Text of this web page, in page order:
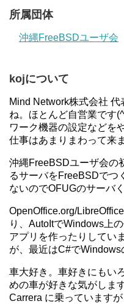
所属団体
沖縄FreeBSDユーザ会
kojについて
Mind Network株式会社
ね。ほとんど自営業です
ワーク機器の設定などを
仕事はあまりまわって来
沖縄FreeBSDユーザ会の
るサーバをFreeBSDでつ
ないのでOFUGのサーバ
OpenOffice.org/
り、AutoItでWindows上
アプリを作ったりしてい
が、最近はC#でWindows
車大好き。車好きにもい
めの車が好きな気がしま
Carrera に乗っています